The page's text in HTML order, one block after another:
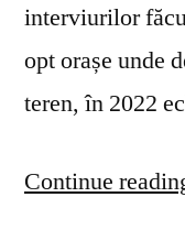
interviurilor
opt orașe unde
teren, în 2022
Continue